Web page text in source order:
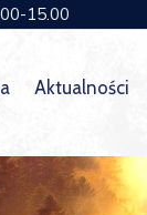
15.00
Aktualności